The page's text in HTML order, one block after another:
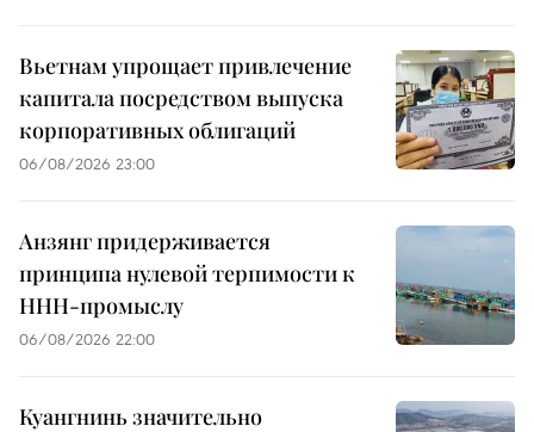
Вьетнам упрощает привлечение
капитала посредством выпуска
корпоративных облигаций
06/08/2026 23:00
Анзянг придерживается
принципа нулевой терпимости к
ННН-промыслу
06/08/2026 22:00
Куангнинь значительно